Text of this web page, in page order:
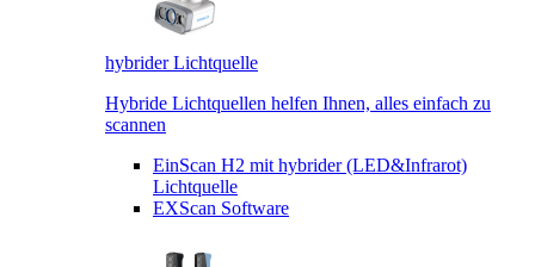
hybrider Lichtquelle
Hybride Lichtquellen helfen Ihnen, alles einfach zu
scannen
EinScan H2 mit hybrider (LED&Infrarot)
Lichtquelle
EXScan Software